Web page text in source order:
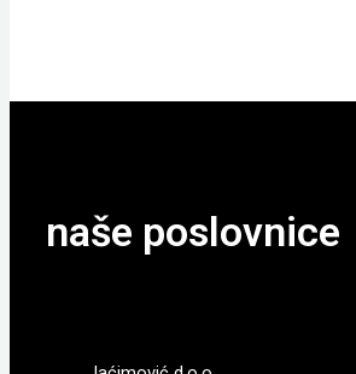
naše poslovnice